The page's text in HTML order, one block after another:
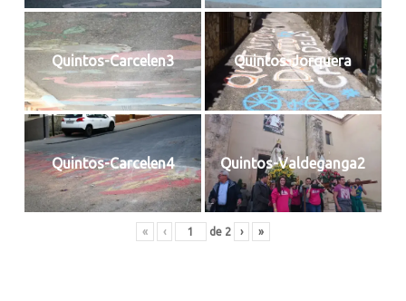
Quintos-Carcelen3 Quintos-Jorquera
Quintos-Carcelen4 Quintos-Valdeganga2
« ‹ de 2 › »